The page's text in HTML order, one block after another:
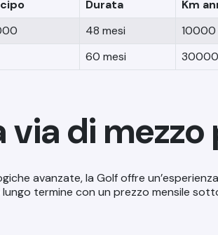
Durata Km
48 mesi 10000
60 mesi 30000
via di
avanzate, la Golf offre
termine con un prezzo mensile